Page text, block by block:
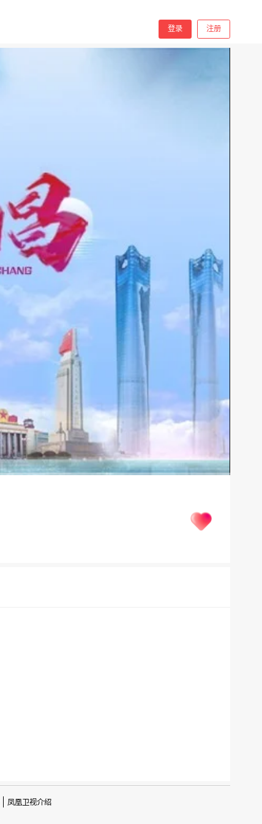
登录 注册
凤凰卫视介绍